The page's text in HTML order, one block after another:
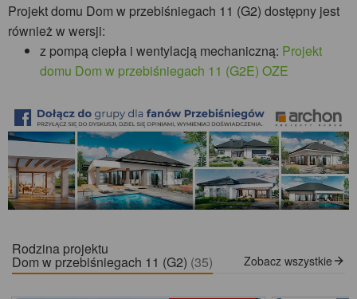
Projekt domu Dom w przebiśniegach 11 (G2) dostępny jest
również w wersji:
z pompą ciepła i wentylacją mechaniczną: Projekt
domu Dom w przebiśniegach 11 (G2E) OZE
Rodzina projektu
Dom w przebiśniegach 11 (G2) (35) Zobacz wszystkie